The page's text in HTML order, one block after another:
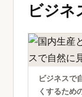
ビジネ
ビジネスで
くするため